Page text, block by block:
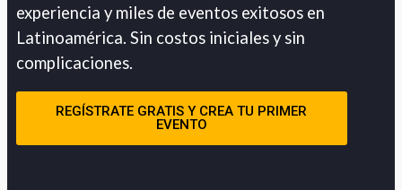
experiencia y miles de eventos exitosos en
Latinoamérica. Sin costos iniciales y sin
complicaciones.
REGÍSTRATE GRATIS Y CREA TU PRIMER
EVENTO